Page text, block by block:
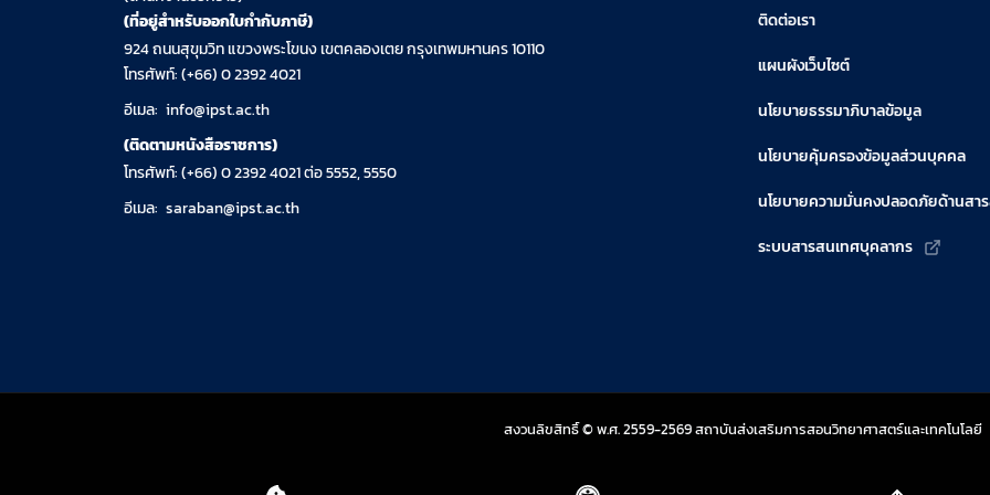
(ที่อยู่สำหรับออกใบกำกับภาษี)
924 ถนนสุขุมวิท แขวงพระโขนง เขตคลองเตย กรุงเทพมหานคร 10110
โทรศัพท์: (+66) 0 2392 4021
อีเมล: info@ipst.ac.th
(ติดตามหนังสือราชการ)
โทรศัพท์: (+66) 0 2392 4021 ต่อ 5552, 5550
อีเมล: saraban@ipst.ac.th
ติดต่อเรา
แผนผังเว็บไซต์
นโยบายธรรมาภิบาลข้อมูล
นโยบายคุ้มครองข้อมูลส่วนบุคคล
นโยบายความมั่นคงปลอดภัยด้านสา
ระบบสารสนเทศบุคลากร
สงวนลิขสิทธิ์ © พ.ศ. 2559-2569 สถาบันส่งเสริมการสอนวิทยาศาสตร์และเทคโนโลยี